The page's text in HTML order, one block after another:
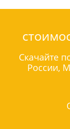
Скачайте
России,